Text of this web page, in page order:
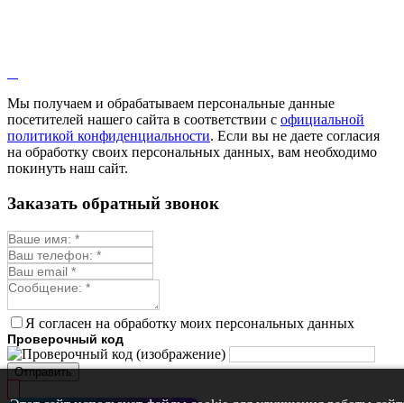
Мы получаем и обрабатываем персональные данные
посетителей нашего сайта в соответствии с официальной
политикой конфиденциальности. Если вы не даете согласия
на обработку своих персональных данных, вам необходимо
покинуть наш сайт.
Заказать обратный звонок
Я согласен на обработку моих персональных данных
Проверочный код
Отправить